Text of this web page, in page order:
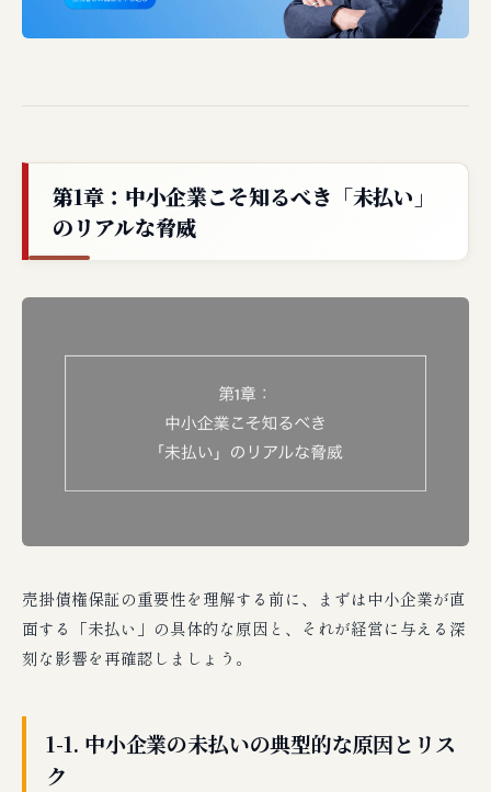
第1章：中小企業こそ知るべき「未払い」
のリアルな脅威
売掛債権保証の重要性を理解する前に、まずは中小企業が直
面する「未払い」の具体的な原因と、それが経営に与える深
刻な影響を再確認しましょう。
1-1. 中小企業の未払いの典型的な原因とリス
ク